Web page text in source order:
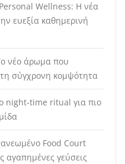
Wellness: Η νέα
ευεξία καθημερινή
νέο άρωμα που
σύγχρονη κομψότητα
night-time ritual για πιο
Food Court
αγαπημένες γεύσεις